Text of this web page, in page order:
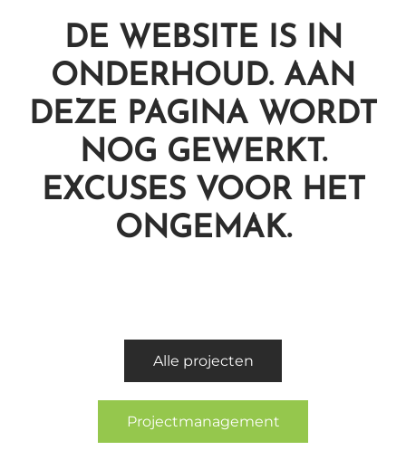
DE WEBSITE IS IN
ONDERHOUD. AAN
DEZE PAGINA WORDT
NOG GEWERKT.
EXCUSES VOOR HET
ONGEMAK.
Alle projecten
Projectmanagement